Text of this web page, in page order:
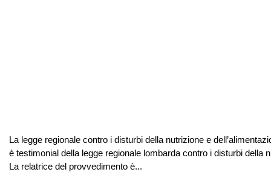
La legge regionale contro i disturbi della nutrizione e
è testimonial della legge regionale lombarda contro i disturbi della
La relatrice del provvedimento è...